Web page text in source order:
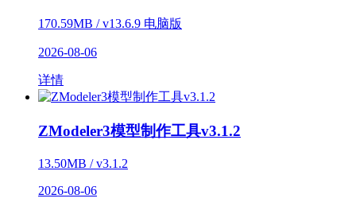
170.59MB / v13.6.9 电脑版
2026-08-06
详情
ZModeler3模型制作工具v3.1.2
13.50MB / v3.1.2
2026-08-06